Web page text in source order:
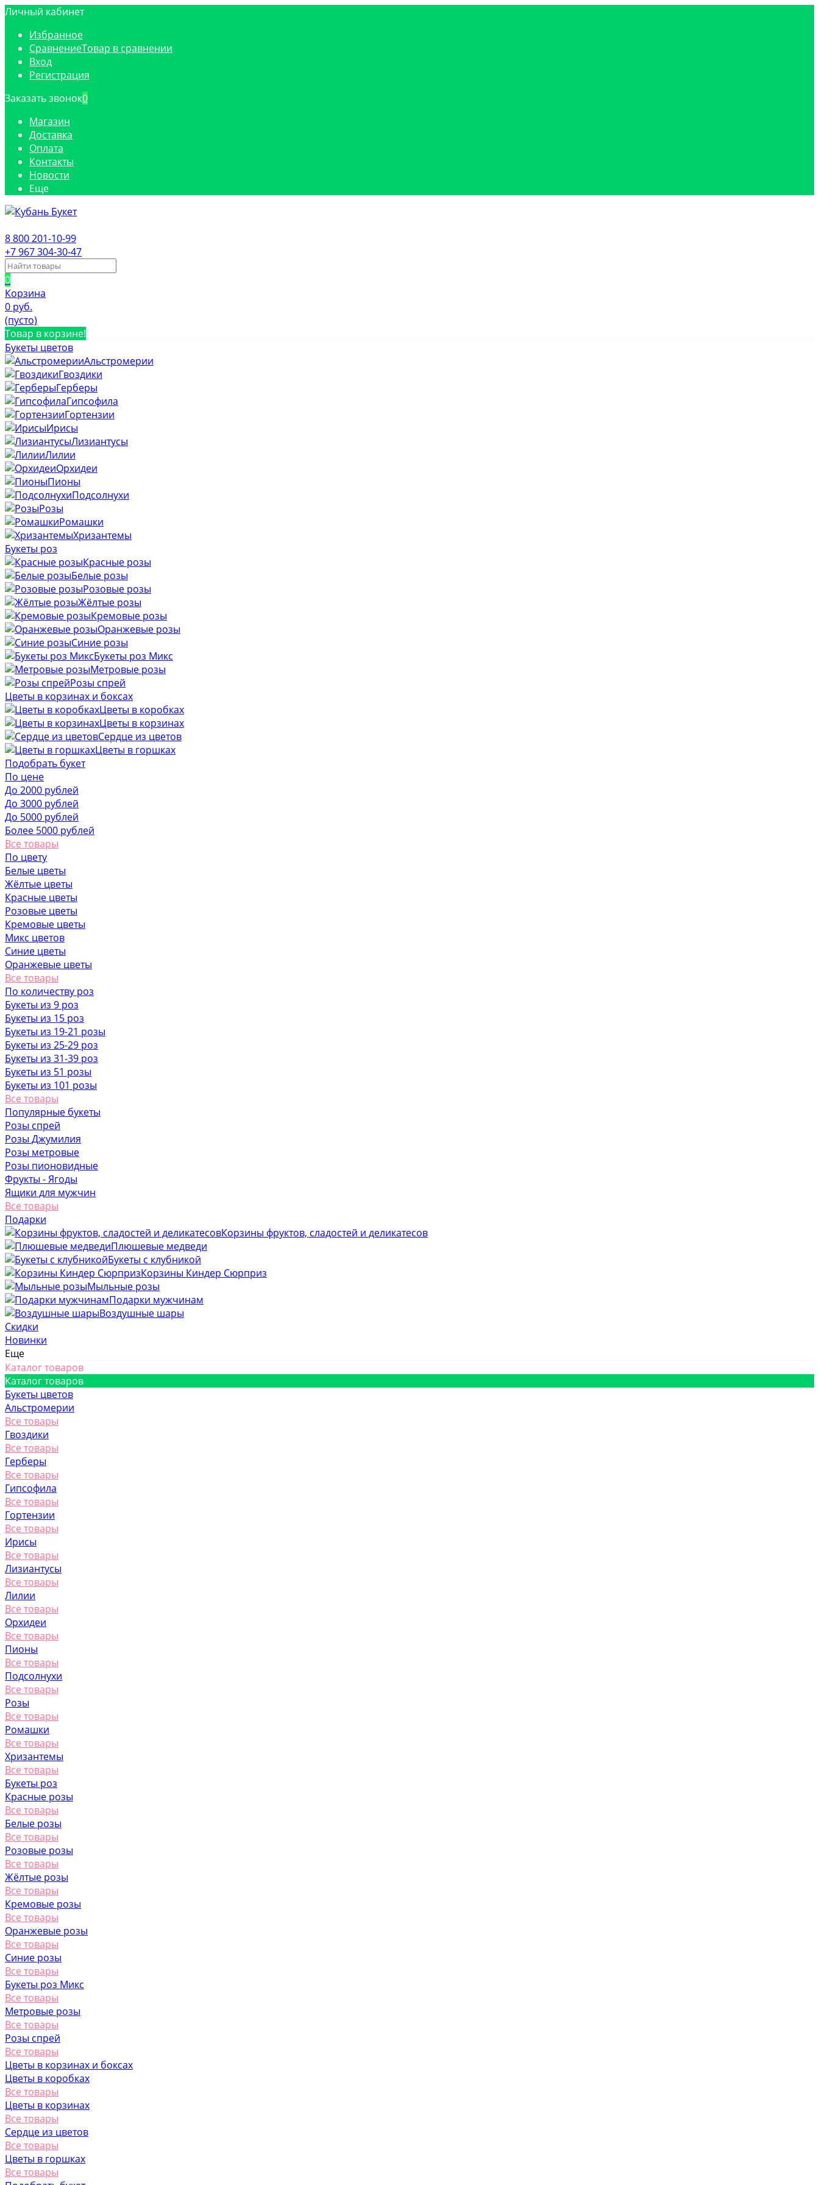
Личный кабинет
Избранное
СравнениеТовар в сравнении
Вход
Регистрация
Заказать звонок0
Магазин
Доставка
Оплата
Контакты
Новости
Еще
8 800 201-10-99
+7 967 304-30-47
0
Корзина
0 руб.
(пусто)
Товар в корзине!
Букеты цветов
Альстромерии
Гвоздики
Герберы
Гипсофила
Гортензии
Ирисы
Лизиантусы
Лилии
Орхидеи
Пионы
Подсолнухи
Розы
Ромашки
Хризантемы
Букеты роз
Красные розы
Белые розы
Розовые розы
Жёлтые розы
Кремовые розы
Оранжевые розы
Синие розы
Букеты роз Микс
Метровые розы
Розы спрей
Цветы в корзинах и боксах
Цветы в коробках
Цветы в корзинах
Сердце из цветов
Цветы в горшках
Подобрать букет
По цене
До 2000 рублей
До 3000 рублей
До 5000 рублей
Более 5000 рублей
Все товары
По цвету
Белые цветы
Жёлтые цветы
Красные цветы
Розовые цветы
Кремовые цветы
Микс цветов
Синие цветы
Оранжевые цветы
Все товары
По количеству роз
Букеты из 9 роз
Букеты из 15 роз
Букеты из 19-21 розы
Букеты из 25-29 роз
Букеты из 31-39 роз
Букеты из 51 розы
Букеты из 101 розы
Все товары
Популярные букеты
Розы спрей
Розы Джумилия
Розы метровые
Розы пионовидные
Фрукты - Ягоды
Ящики для мужчин
Все товары
Подарки
Корзины фруктов, сладостей и деликатесов
Плюшевые медведи
Букеты с клубникой
Корзины Киндер Сюрприз
Мыльные розы
Подарки мужчинам
Воздушные шары
Скидки
Новинки
Еще
Каталог товаров
Каталог товаров
Букеты цветов
Альстромерии
Все товары
Гвоздики
Все товары
Герберы
Все товары
Гипсофила
Все товары
Гортензии
Все товары
Ирисы
Все товары
Лизиантусы
Все товары
Лилии
Все товары
Орхидеи
Все товары
Пионы
Все товары
Подсолнухи
Все товары
Розы
Все товары
Ромашки
Все товары
Хризантемы
Все товары
Букеты роз
Красные розы
Все товары
Белые розы
Все товары
Розовые розы
Все товары
Жёлтые розы
Все товары
Кремовые розы
Все товары
Оранжевые розы
Все товары
Синие розы
Все товары
Букеты роз Микс
Все товары
Метровые розы
Все товары
Розы спрей
Все товары
Цветы в корзинах и боксах
Цветы в коробках
Все товары
Цветы в корзинах
Все товары
Сердце из цветов
Все товары
Цветы в горшках
Все товары